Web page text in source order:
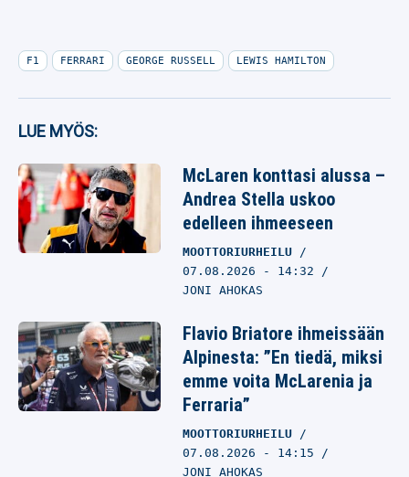
F1 FERRARI GEORGE RUSSELL LEWIS HAMILTON
LUE MYÖS:
McLaren konttasi alussa –
Andrea Stella uskoo
edelleen ihmeeseen
MOOTTORIURHEILU
07.08.2026 - 14:32
JONI AHOKAS
Flavio Briatore ihmeissään
Alpinesta: ”En tiedä, miksi
emme voita McLarenia ja
Ferraria”
MOOTTORIURHEILU
07.08.2026 - 14:15
JONI AHOKAS